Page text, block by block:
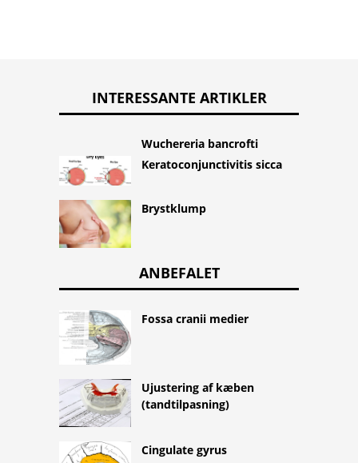
INTERESSANTE ARTIKLER
Wuchereria bancrofti
Keratoconjunctivitis sicca
Brystklump
ANBEFALET
Fossa cranii medier
Ujustering af kæben
(tandtilpasning)
Cingulate gyrus